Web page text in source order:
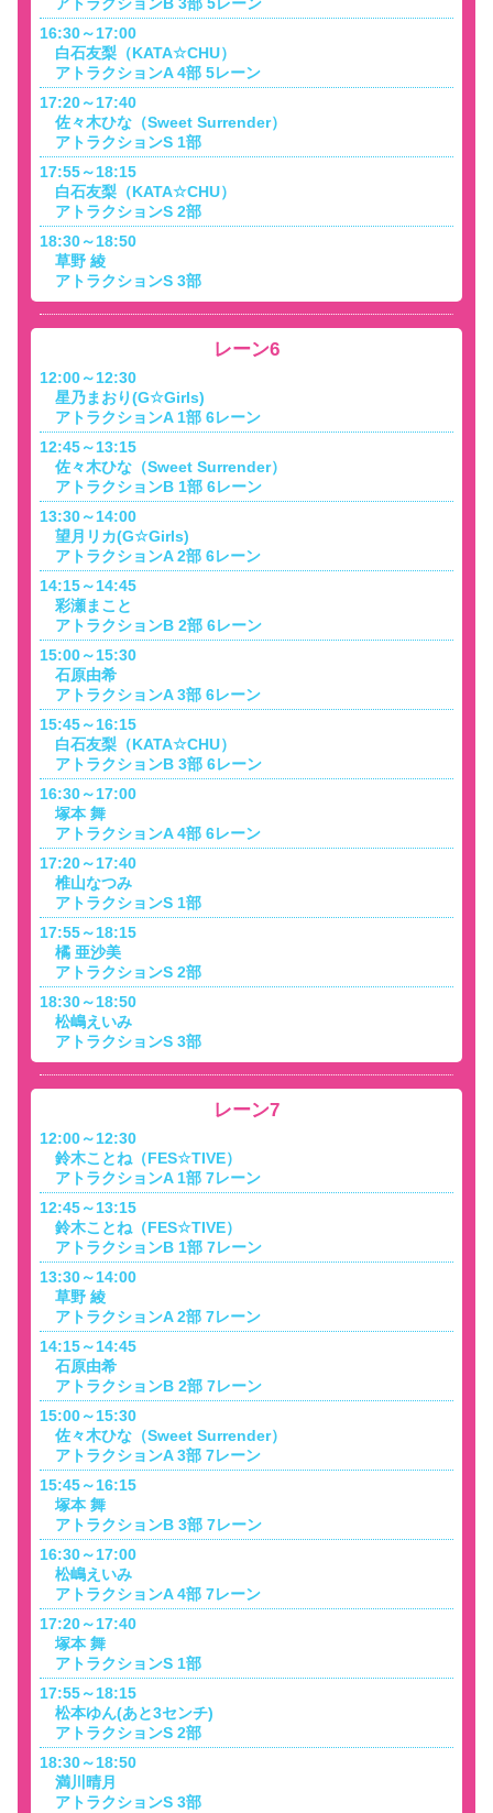
16:30～17:00
白石友梨（KATA☆CHU）
アトラクションA 4部 5レーン
17:20～17:40
佐々木ひな（Sweet Surrender）
アトラクションS 1部
17:55～18:15
白石友梨（KATA☆CHU）
アトラクションS 2部
18:30～18:50
草野 綾
アトラクションS 3部
レーン6
12:00～12:30
星乃まおり(G☆Girls)
アトラクションA 1部 6レーン
12:45～13:15
佐々木ひな（Sweet Surrender）
アトラクションB 1部 6レーン
13:30～14:00
望月リカ(G☆Girls)
アトラクションA 2部 6レーン
14:15～14:45
彩瀬まこと
アトラクションB 2部 6レーン
15:00～15:30
石原由希
アトラクションA 3部 6レーン
15:45～16:15
白石友梨（KATA☆CHU）
アトラクションB 3部 6レーン
16:30～17:00
塚本 舞
アトラクションA 4部 6レーン
17:20～17:40
椎山なつみ
アトラクションS 1部
17:55～18:15
橘 亜沙美
アトラクションS 2部
18:30～18:50
松嶋えいみ
アトラクションS 3部
レーン7
12:00～12:30
鈴木ことね（FES☆TIVE）
アトラクションA 1部 7レーン
12:45～13:15
鈴木ことね（FES☆TIVE）
アトラクションB 1部 7レーン
13:30～14:00
草野 綾
アトラクションA 2部 7レーン
14:15～14:45
石原由希
アトラクションB 2部 7レーン
15:00～15:30
佐々木ひな（Sweet Surrender）
アトラクションA 3部 7レーン
15:45～16:15
塚本 舞
アトラクションB 3部 7レーン
16:30～17:00
松嶋えいみ
アトラクションA 4部 7レーン
17:20～17:40
塚本 舞
アトラクションS 1部
17:55～18:15
松本ゆん(あと3センチ)
アトラクションS 2部
18:30～18:50
満川晴月
アトラクションS 3部